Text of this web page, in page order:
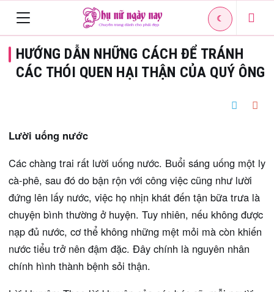
navigation
☾
HƯỚNG DẪN NHỮNG CÁCH ĐỂ TRÁNH
CÁC THÓI QUEN HẠI THẬN CỦA QUÝ ÔNG
Lười uống nước
Các chàng trai rất lười uống nước. Buổi sáng uống một ly
cà-phê, sau đó do bận rộn với công việc cũng như lười
đứng lên lấy nước, việc họ nhịn khát đến tận bữa trưa là
chuyện bình thường ở huyện. Tuy nhiên, nếu không được
nạp đủ nước, cơ thể không những mệt mỏi mà còn khiến
nước tiểu trở nên đậm đặc. Đây chính là nguyên nhân
chính hình thành bệnh sỏi thận.